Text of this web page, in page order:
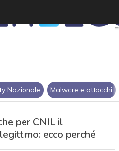
Nazionale Malware e attacchi
per CNIL il
ecco perché